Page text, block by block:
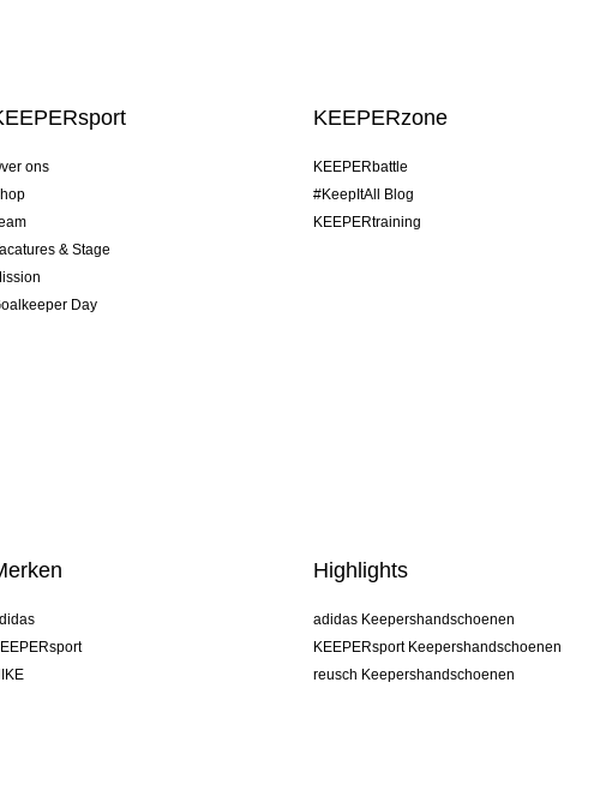
ons
& Stage
Day
KEEPERzone
KEEPERbattle
#KeepItAll Blog
KEEPERtraining
Highlights
adidas Keepershandschoenen
KEEPERsport Keepershandschoenen
reusch Keepershandschoenen